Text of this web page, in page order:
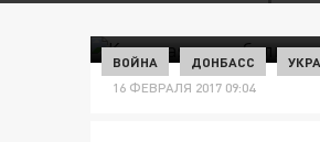
ВОЙНА ДОНБАСС
16 ФЕВРАЛЯ 2017 09:04